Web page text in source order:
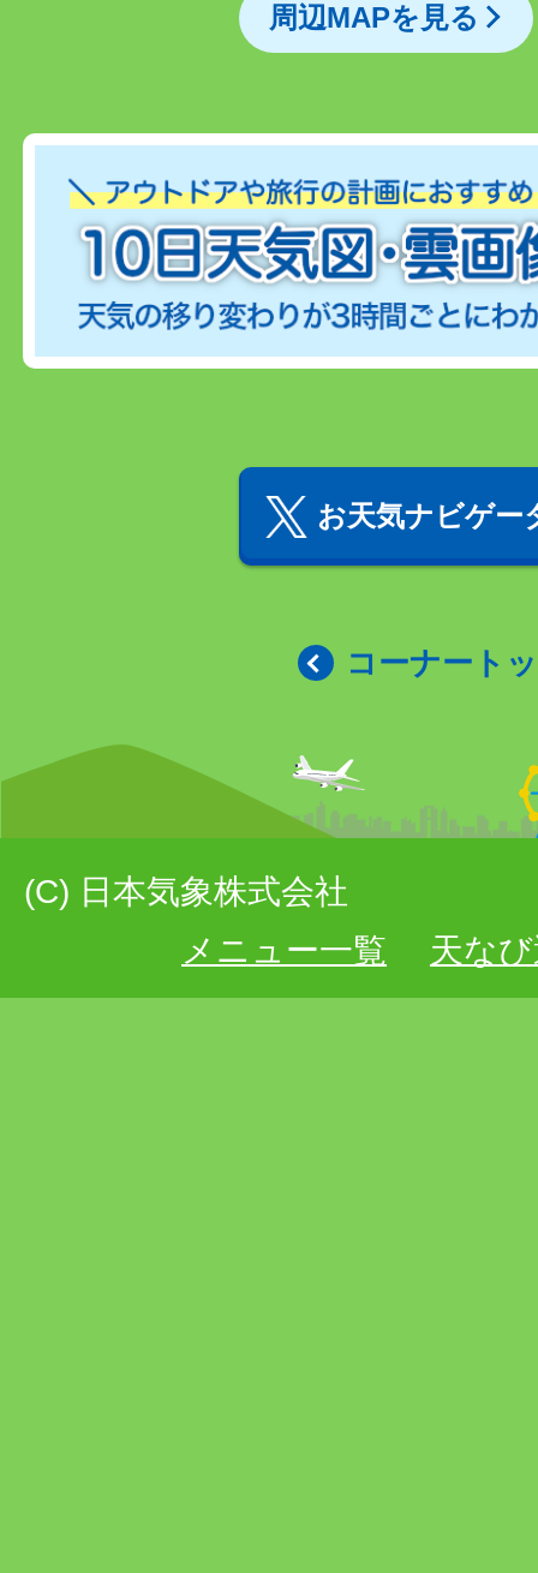
周辺MAPを見る
お天気ナビゲー
コーナート
(C) 日本気象株式会社
メニュー一覧
天な